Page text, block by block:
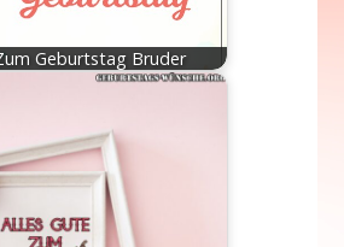
Geburtstag Bruder